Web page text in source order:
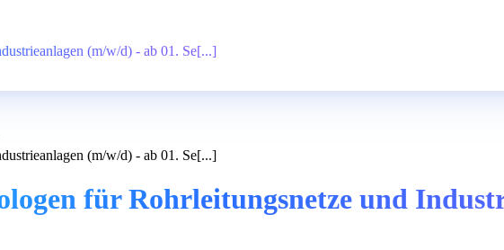
(m/w/d) - ab 01. Se[...]
(m/w/d) - ab 01. Se[...]
für Rohrleitungsnetze und